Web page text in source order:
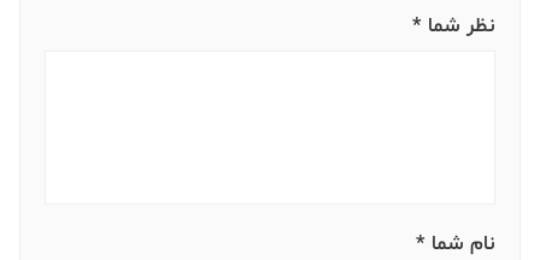
نظر شما *
نام شما *